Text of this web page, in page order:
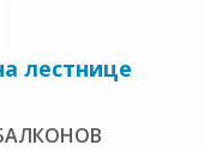
лестнице